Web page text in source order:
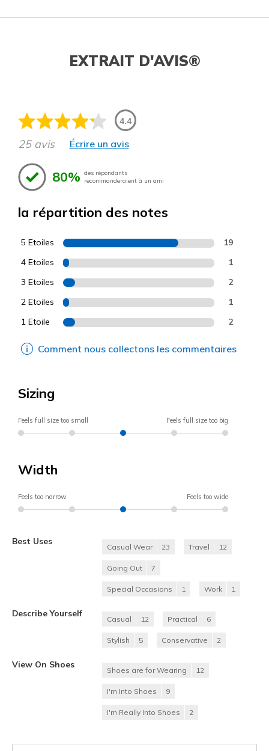
EXTRAIT D'AVIS®
4.4
25 avis Écrire un avis
80% des répondants
recommanderaient à un ami
la répartition des notes
5 Etoiles 19
4 Etoiles 1
3 Etoiles 2
2 Etoiles 1
1 Etoile 2
Comment nous collectons les commentaires
Sizing
Feels full size too small Feels full size too big
Width
Feels too narrow Feels too wide
Best Uses
Casual Wear 23 Travel 12
Going Out 7
Special Occasions 1 Work 1
Describe Yourself
Casual 12 Practical 6
Stylish 5 Conservative 2
View On Shoes
Shoes are for Wearing 12
I'm Into Shoes 9
I'm Really Into Shoes 2